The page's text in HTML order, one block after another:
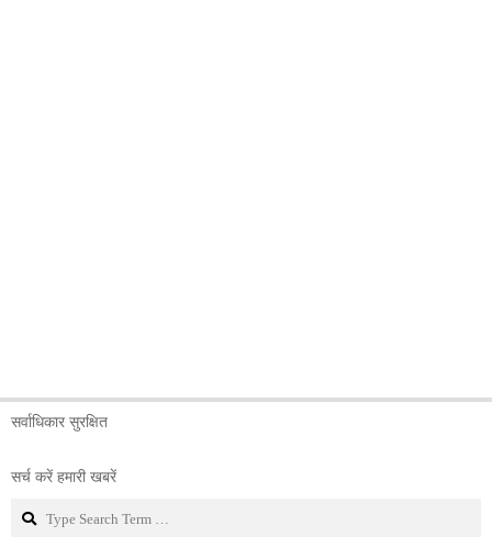
सर्वाधिकार सुरक्षित
सर्च करें हमारी खबरें